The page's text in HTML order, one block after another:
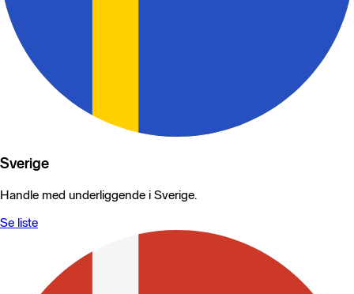
Sverige
Handle med underliggende i Sverige.
Se liste